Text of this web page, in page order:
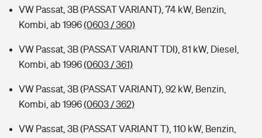
VW Passat, 3B (PASSAT VARIANT), 74 kW, Benzin,
Kombi, ab 1996(0603 / 360)
VW Passat, 3B (PASSAT VARIANT TDI), 81 kW, Diesel,
Kombi, ab 1996(0603 / 361)
VW Passat, 3B (PASSAT VARIANT), 92 kW, Benzin,
Kombi, ab 1996(0603 / 362)
VW Passat, 3B (PASSAT VARIANT T), 110 kW, Benzin,